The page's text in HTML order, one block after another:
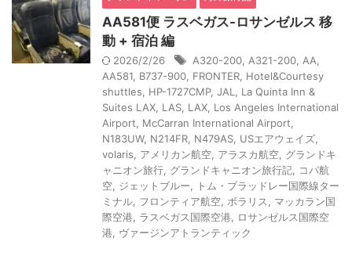
AA581便 ラスベガス-ロサンゼルス 移
動 + 宿泊 編
2026/2/26 A320-200 A321-200 AA
AA581 B737-900 FRONTER Hotel&Courtesy
shuttles
HP-1727CMP, JAL
La Quinta Inn &
Suites LAX LAS LAX Los Angeles International
Airport
McCarran International Airport
N183UW, N214FR N479AS USエアウェイズ
volaris
アメリカン航空 アラスカ航空 グランドキ
ャニオン旅行 グランドキャニオン旅行記
コパ航
空 ジェットブルー
トム・ブラッドレー国際線ター
ミナル フロンティア航空 ボラリス
マッカラン国
際空港
ラスベガス国際空港
ロサンゼルス国際空
港
ヴァージンアトランティック